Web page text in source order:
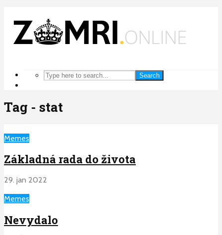
Search
Tag - stat
Memes
Základná rada do života
29. jan 2022
Memes
Nevydalo